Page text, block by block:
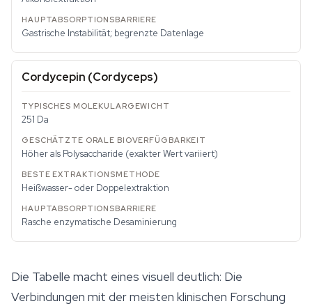
Gastrische Instabilität; begrenzte Datenlage
Cordycepin (Cordyceps)
251 Da
Höher als Polysaccharide (exakter Wert variiert)
Heißwasser- oder Doppelextraktion
Rasche enzymatische Desaminierung
Die Tabelle macht eines visuell deutlich: Die
Verbindungen mit der meisten klinischen Forschung